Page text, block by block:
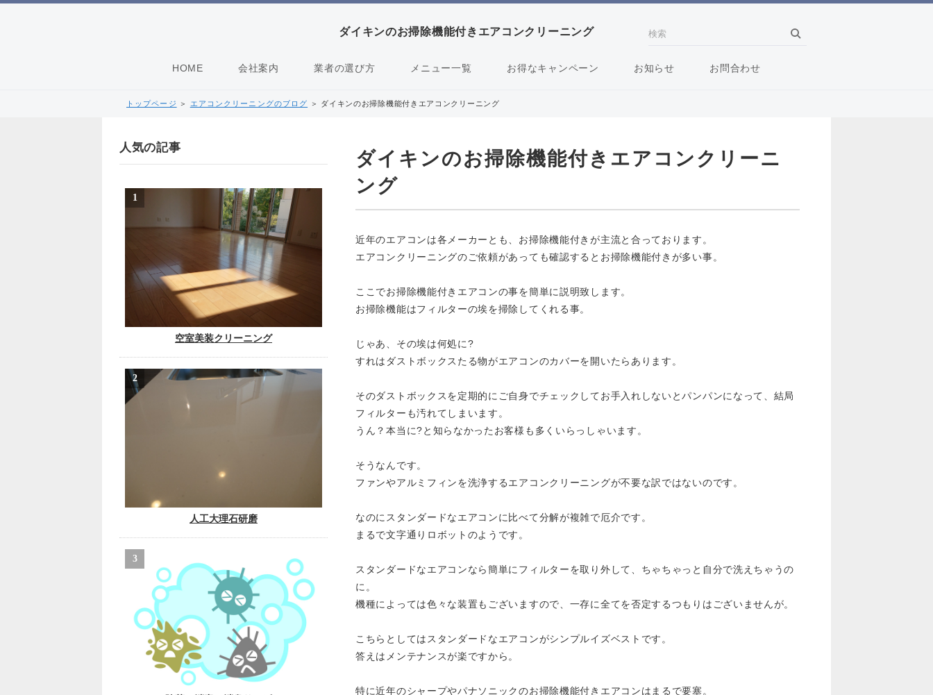
ダイキンのお掃除機能付きエアコンクリーニング
HOME 会社案内 業者の選び方 メニュー一覧 お得なキャンペーン お知らせ お問合わせ
トップページ ＞ エアコンクリーニングのブログ ＞ ダイキンのお掃除機能付きエアコンクリーニング
ダイキンのお掃除機能付きエアコンクリーニ
ング
近年のエアコンは各メーカーとも、お掃除機能付きが主流と合っております。
エアコンクリーニングのご依頼があっても確認するとお掃除機能付きが多い事。
ここでお掃除機能付きエアコンの事を簡単に説明致します。
お掃除機能はフィルターの埃を掃除してくれる事。
じゃあ、その埃は何処に?
すれはダストボックスたる物がエアコンのカバーを開いたらあります。
そのダストボックスを定期的にご自身でチェックしてお手入れしないとパンパンになって、結局
フィルターも汚れてしまいます。
うん？本当に?と知らなかったお客様も多くいらっしゃいます。
そうなんです。
ファンやアルミフィンを洗浄するエアコンクリーニングが不要な訳ではないのです。
なのにスタンダードなエアコンに比べて分解が複雑で厄介です。
まるで文字通りロボットのようです。
スタンダードなエアコンなら簡単にフィルターを取り外して、ちゃちゃっと自分で洗えちゃうの
に。
機種によっては色々な装置もございますので、一存に全てを否定するつもりはございませんが。
こちらとしてはスタンダードなエアコンがシンプルイズベストです。
答えはメンテナンスが楽ですから。
特に近年のシャープやパナソニックのお掃除機能付きエアコンはまるで要塞。
人気の記事
空室美装クリーニング
人工大理石研磨